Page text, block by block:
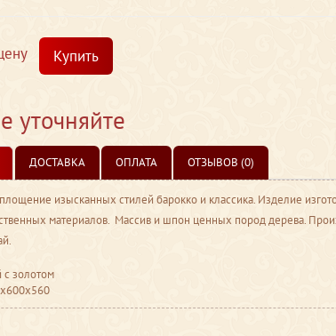
Купить
уточняйте
ДОСТАВКА ОПЛАТА ОТЗЫВОВ (0)
изысканных стилей барокко и классика. Изделие
материалов. Массив и шпон ценных пород дерева.
золотом